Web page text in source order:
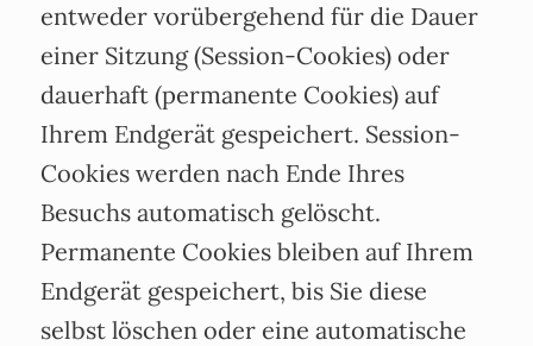
entweder vorübergehend für die Dauer
einer Sitzung (Session-Cookies) oder
dauerhaft (permanente Cookies) auf
Ihrem Endgerät gespeichert. Session-
Cookies werden nach Ende Ihres
Besuchs automatisch gelöscht.
Permanente Cookies bleiben auf Ihrem
Endgerät gespeichert, bis Sie diese
selbst löschen oder eine automatische